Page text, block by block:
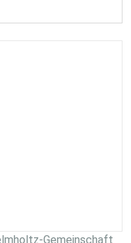
Gemeinschaft